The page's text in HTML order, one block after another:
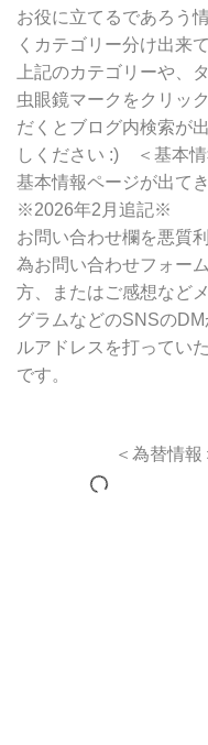
お役に立てるであろう
くカテゴリー分け出来
上記のカテゴリーや、
虫眼鏡マークをクリッ
だくとブログ内検索が
しください :) ＜基本
基本情報ページが出てき
※2026年2月追記※
お問い合わせ欄を悪質
為お問い合わせフォー
方、またはご感想など
グラムなどのSNSの
ルアドレスを打ってい
です。
＜為替情